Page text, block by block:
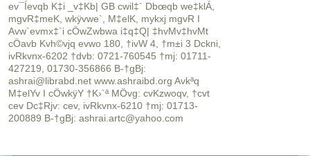
ev¯Íevqb K‡i _v‡Kb| GB cwil‡` Dbœqb we‡klÁ,
mgvR‡meK, wkÿvwe`, M‡elK, mykxj mgvR I
Avw`evmx‡`i cÖwZwbwa i‡q‡Q| ‡hvMv‡hvMt
cÖavb Kvh©vjq evwo 180, †ivW 4, †m±i 3 Dckni,
ivRkvnx-6202 †dvb: 0721-760545 †mj: 01711-
427219, 01730-356866 B-†gBj:
ashrai@librabd.net www.ashraibd.org Avkªq
M‡elYv I cÖwkÿY †K›`ª MÖvg: cvKzwoqv, †cvt
cev Dc‡Rjv: cev, ivRkvnx-6210 †mj: 01713-
200889 B-†gBj: ashrai.artc@yahoo.com